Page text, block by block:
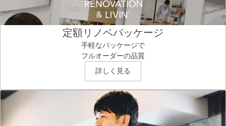
定額リノベパッケージ
手軽なパッケージで
フルオーダーの品質
詳しく見る